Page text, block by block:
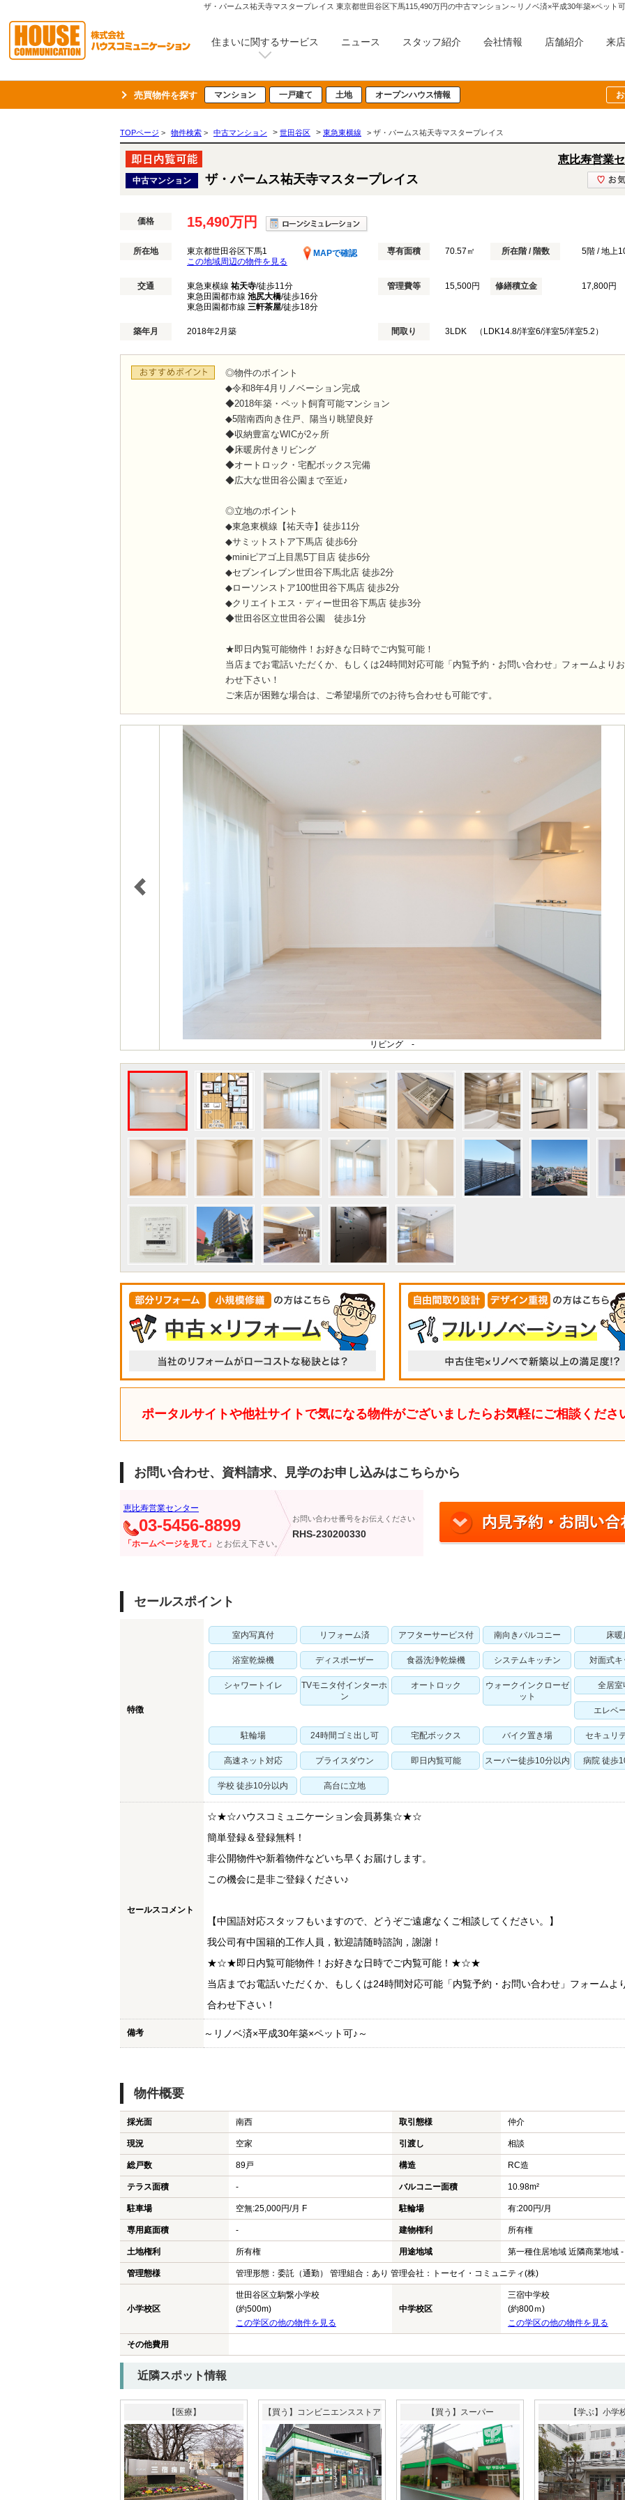
ザ・パームス祐天寺マスタープレイス 東京都世田谷区下馬115,490万円の中古マンション～リノベ済×平成30年築×ペッ
住まいに関するサービス ニュース スタッフ紹介 会社情報 店舗紹介 来
売買物件を探す マンション 一戸建て 土地 オープンハウス情報
TOPページ > 物件検索 > 中古マンション > 世田谷区 > 東急東横線 > ザ・パームス祐天寺マスタープレイス
恵比寿営業
中古マンション ザ・パームス祐天寺マスタープレイス
価格 15,490万円
所在地 東京都世田谷区下馬1
MAPで確認
この地域周辺の物件を見る
専有面積 70.57㎡ 所在階 / 階数 5階 / 地上
交通 東急東横線 祐天寺/徒歩11分
東急田園都市線 池尻大橋/徒歩16分
東急田園都市線 三軒茶屋/徒歩18分
管理費等 15,500円 修繕積立金 17,800円
築年月 2018年2月築 間取り 3LDK （LDK14.8/洋室6/洋室5/洋室5.2）
◎物件のポイント
◆令和8年4月リノベーション完成
◆2018年築・ペット飼育可能マンション
◆5階南西向き住戸、陽当り眺望良好
◆収納豊富なWICが2ヶ所
◆床暖房付きリビング
◆オートロック・宅配ボックス完備
◆広大な世田谷公園まで至近♪
◎立地のポイント
◆東急東横線【祐天寺】徒歩11分
◆サミットストア下馬店 徒歩6分
◆miniピアゴ上目黒5丁目店 徒歩6分
◆セブンイレブン世田谷下馬北店 徒歩2分
◆ローソンストア100世田谷下馬店 徒歩2分
◆クリエイトエス・ディー世田谷下馬店 徒歩3分
◆世田谷区立世田谷公園 徒歩1分
★即日内覧可能物件！お好きな日時でご内覧可能！
当店までお電話いただくか、もしくは24時間対応可能「内覧予約・お問い合わせ」フォームより
わせ下さい！
ご来店が困難な場合は、ご希望場所でのお待ち合わせも可能です。
リビング -
ポータルサイトや他社サイトで気になる物件がございましたらお気軽にご相談くださ
お問い合わせ、資料請求、見学のお申し込みはこちらから
恵比寿営業センター
03-5456-8899
「ホームページを見て」 とお伝え下さい。
お問い合わせ番号をお伝えください
RHS-230200330
セールスポイント
特徴
室内写真付 リフォーム済 アフターサービス付 南向きバルコニー 床暖
浴室乾燥機 ディスポーザー 食器洗浄乾燥機 システムキッチン 対面式キ
シャワートイレ
TVモニタ付インターホ
ン
オートロック
ウォークインクローゼ
ット
全居室
エレベ
駐輪場 24時間ゴミ出し可 宅配ボックス バイク置き場 セキュリ
高速ネット対応 プライスダウン 即日内覧可能 スーパー徒歩10分以内 病院 徒歩
学校 徒歩10分以内 高台に立地
セールスコメント
☆★☆ハウスコミュニケーション会員募集☆★☆
簡単登録＆登録無料！
非公開物件や新着物件などいち早くお届けします。
この機会に是非ご登録ください♪
【中国語対応スタッフもいますので、どうぞご遠慮なくご相談してください。】
我公司有中国籍的工作人員，歓迎請随時諮詢，謝謝！
★☆★即日内覧可能物件！お好きな日時でご内覧可能！★☆★
当店までお電話いただくか、もしくは24時間対応可能「内覧予約・お問い合わせ」フォームよ
合わせ下さい！
備考 ～リノベ済×平成30年築×ペット可♪～
物件概要
採光面 南西 取引態様 仲介
現況 空家 引渡し 相談
総戸数 89戸 構造 RC造
テラス面積 - バルコニー面積 10.98m²
駐車場 空無:25,000円/月 F 駐輪場 有:200円/月
専用庭面積 - 建物権利 所有権
土地権利 所有権 用途地域 第一種住居地域 近隣商業地域 -
管理態様 管理形態：委託（通勤） 管理組合：あり 管理会社：トーセイ・コミュニティ(株)
小学校区
世田谷区立駒繋小学校
(約500m)
この学区の他の物件を見る
中学校区
三宿中学校
(約800ｍ)
この学区の他の物件を見る
その他費用
近隣スポット情報
【医療】 【買う】コンビニエンスストア 【買う】スーパー 【学ぶ】小学